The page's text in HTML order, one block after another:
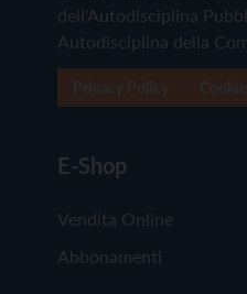
dell'Autodisciplina
Autodisciplina della
E-Shop
Vendita Online
Abbonamenti